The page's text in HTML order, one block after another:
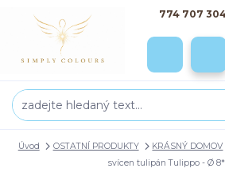
774 707
Úvod OSTATNÍ PRODUKTY KRÁSNÝ DOMOV
svícen tulipán Tulippo - Ø